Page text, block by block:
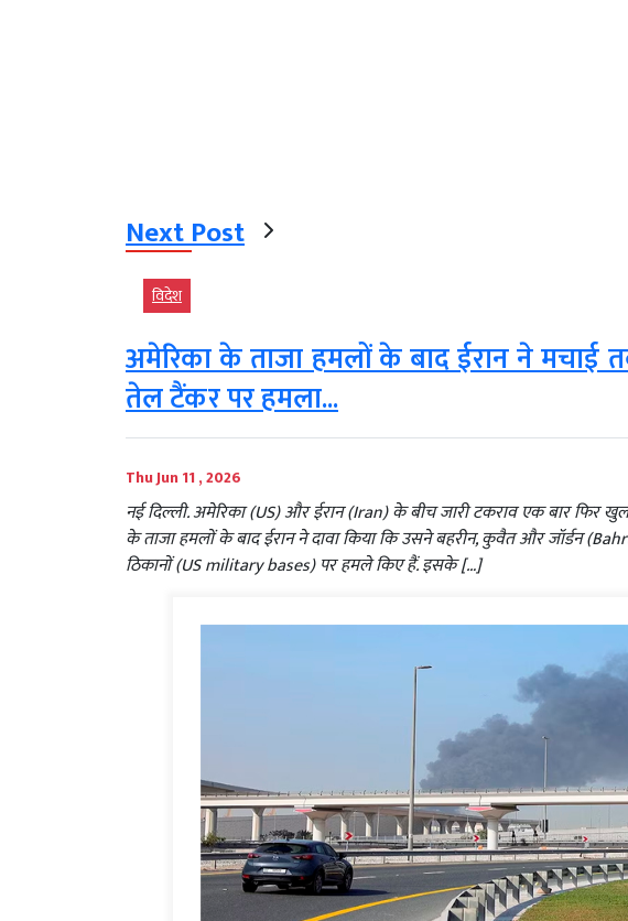
Next Post
विदेश
अमेरिका के ताजा हमलों के बाद ईरान ने मचाई
तेल टैंकर पर हमला...
Thu Jun 11 , 2026
नई दिल्ली. अमेरिका (US) और ईरान (Iran) के बीच जारी टकराव एक बार फिर
के ताजा हमलों के बाद ईरान ने दावा किया कि उसने बहरीन, कुवैत और जॉर्डन
ठिकानों (US military bases) पर हमले किए हैं. इसके […]